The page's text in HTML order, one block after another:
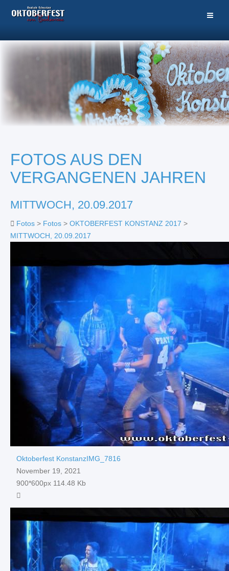
FOTOS AUS DEN
VERGANGENEN JAHREN
MITTWOCH, 20.09.2017
Fotos > Fotos > OKTOBERFEST KONSTANZ 2017 >
MITTWOCH, 20.09.2017
Oktoberfest KonstanzIMG_7816
November 19, 2021
900*600px 114.48 Kb